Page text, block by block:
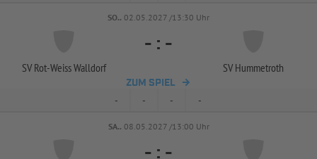
SO.. 02.05.2027 /13:30 Uhr
SV Rot-Weiss Walldorf
- : -
SV Hummetroth
ZUM SPIEL
- - - -
SA.. 08.05.2027 /13:00 Uhr
- : -